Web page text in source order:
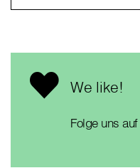
We like!
Folge uns